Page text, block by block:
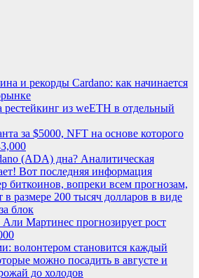
и рекорды Cardano: как начинается
рестейкинг из weETH в отдельный
за $5000, NFT на основе которого
(ADA) дна? Аналитическая
Вот последняя информация
биткоинов, вопреки всем прогнозам,
размере 200 тысяч долларов в виде
блок
Мартинес прогнозирует рост
волонтером становится каждый
можно посадить в августе и
до холодов